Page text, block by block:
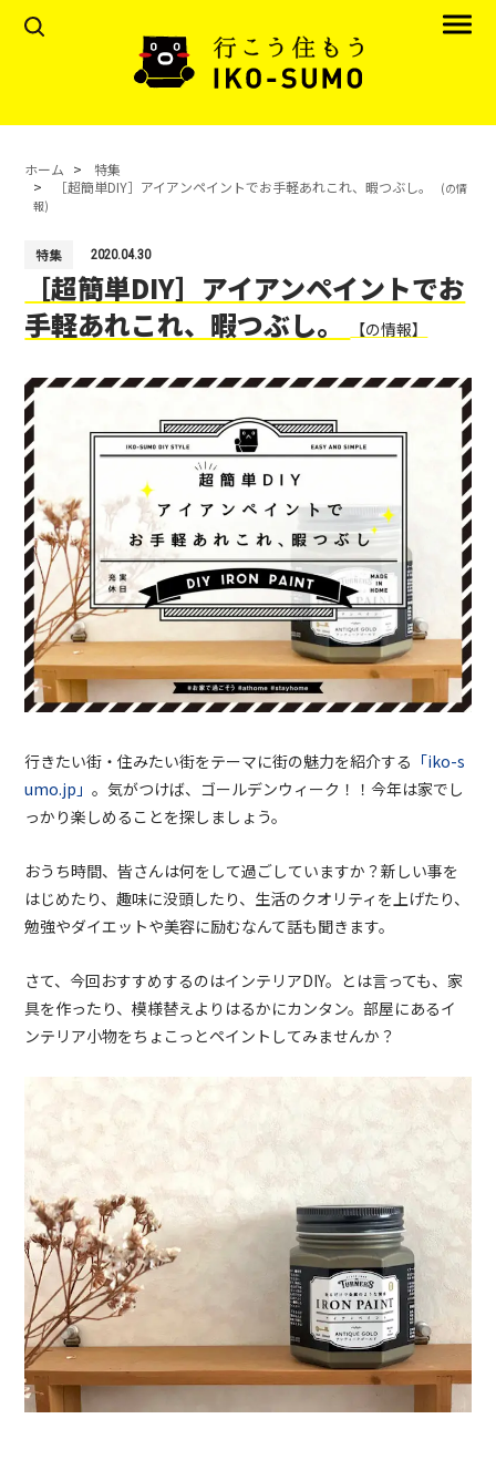
ホーム
特集
［超簡単DIY］アイアンペイントでお手軽あれこれ、暇つぶし。
(の情
報)
特集 2020.04.30
［超簡単DIY］アイアンペイントでお
手軽あれこれ、暇つぶし。
【の情報】
行きたい街・住みたい街をテーマに街の魅力を紹介する 「iko-s
umo.jp」。気がつけば、ゴールデンウィーク！！今年は家でし
っかり楽しめることを探しましょう。
おうち時間、皆さんは何をして過ごしていますか？新しい事を
はじめたり、趣味に没頭したり、生活のクオリティを上げたり、
勉強やダイエットや美容に励むなんて話も聞きます。
さて、今回おすすめするのはインテリアDIY。とは言っても、家
具を作ったり、模様替えよりはるかにカンタン。部屋にあるイ
ンテリア小物をちょこっとペイントしてみませんか？